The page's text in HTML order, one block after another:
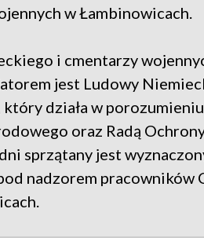
w Łambinowicach.
i cmentarzy
jest Ludowy
działa w
oraz Radą
sprzątany jest
nadzorem pracowników